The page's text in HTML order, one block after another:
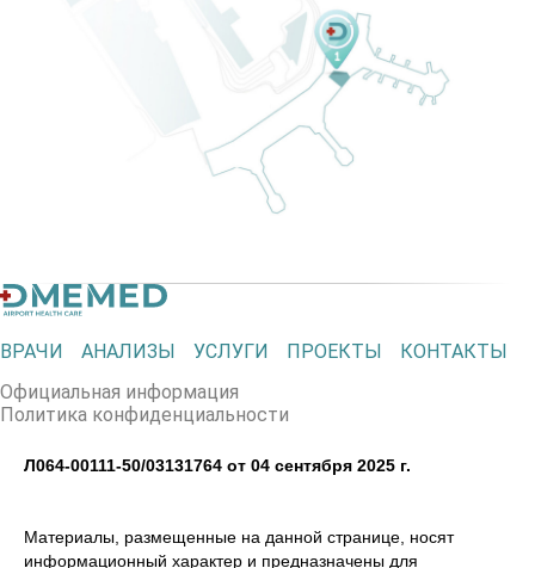
ВРАЧИ АНАЛИЗЫ УСЛУГИ ПРОЕКТЫ
КОНТАКТЫ
Официальная информация
Политика конфиденциальности
Л064-00111-50/03131764 от 04 сентября 2025 г.
Материалы, размещенные на данной странице, носят
информационный характер и предназначены для